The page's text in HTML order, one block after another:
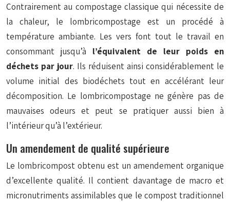
Contrairement au compostage classique qui nécessite de
la chaleur, le lombricompostage est un procédé à
température ambiante. Les vers font tout le travail en
consommant jusqu’à l’équivalent de leur poids en
déchets par jour. Ils réduisent ainsi considérablement le
volume initial des biodéchets tout en accélérant leur
décomposition. Le lombricompostage ne génère pas de
mauvaises odeurs et peut se pratiquer aussi bien à
l’intérieur qu’à l’extérieur.
Un amendement de qualité supérieure
Le lombricompost obtenu est un amendement organique
d’excellente qualité. Il contient davantage de macro et
micronutriments assimilables que le compost traditionnel